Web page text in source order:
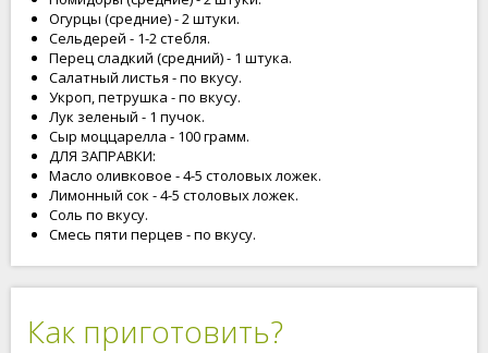
Огурцы (средние) - 2 штуки.
Сельдерей - 1-2 стебля.
Перец сладкий (средний) - 1 штука.
Салатный листья - по вкусу.
Укроп, петрушка - по вкусу.
Лук зеленый - 1 пучок.
Сыр моццарелла - 100 грамм.
ДЛЯ ЗАПРАВКИ:
Масло оливковое - 4-5 столовых ложек.
Лимонный сок - 4-5 столовых ложек.
Соль по вкусу.
Смесь пяти перцев - по вкусу.
Как приготовить?